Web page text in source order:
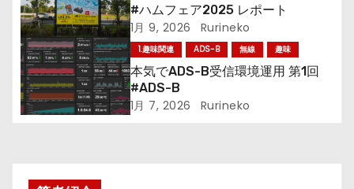
ン
#ハムフェア2025 レポート
1月 9, 2026 Rurineko
1.趣味関連 ADS-B 無線 趣味
本気でADS-B受信環境運用 第1回
#ADS-B
1月 7, 2026 Rurineko